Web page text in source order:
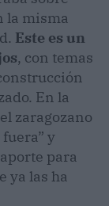
la misma
Este es un
, con temas
En la
zaragozano
y
para
ya las ha